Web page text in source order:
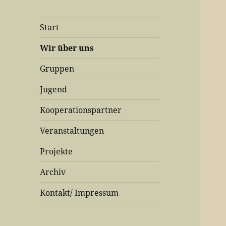
Start
Wir über uns
Gruppen
Jugend
Kooperationspartner
Veranstaltungen
Projekte
Archiv
Kontakt/ Impressum